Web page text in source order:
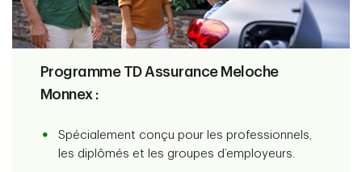
Programme TD Assurance Meloche
Monnex :
Spécialement conçu pour les professionnels,
les diplômés et les groupes d’employeurs.